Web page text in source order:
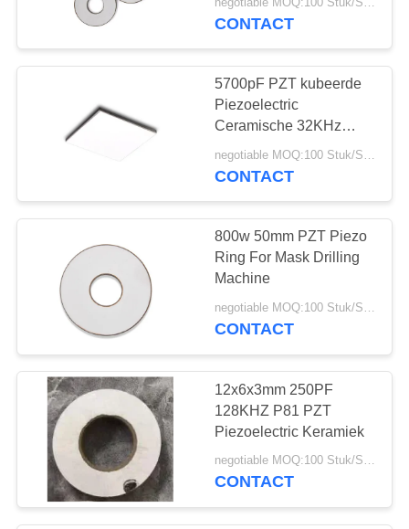
CONTACT
5700pF PZT kubeerde
Piezoelectric
Ceramische 32KHz
50x20x1MHz voor
Hydrofoon
negotiable MOQ:100 Stuk/Stukken
CONTACT
800w 50mm PZT Piezo
Ring For Mask Drilling
Machine
negotiable MOQ:100 Stuk/Stukken
CONTACT
12x6x3mm 250PF
128KHZ P81 PZT
Piezoelectric Keramiek
negotiable MOQ:100 Stuk/Stukken
CONTACT